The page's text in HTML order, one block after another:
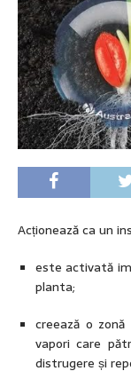
Acționează ca un
este activată
planta;
creează o
vapori care
distrugere și